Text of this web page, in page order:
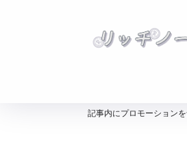
記事内にプロモーション